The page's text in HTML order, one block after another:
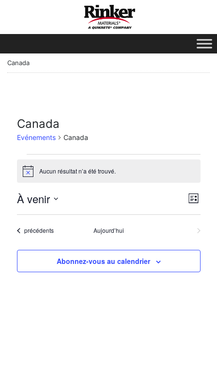
Canada
Canada
Evénements Canada
Avis Aucun résultat n’a été trouvé.
des
Liste
À venir
Sélectionnez
date.
Evénements
précédents Aujourd’hui
Abonnez-vous au calendrier